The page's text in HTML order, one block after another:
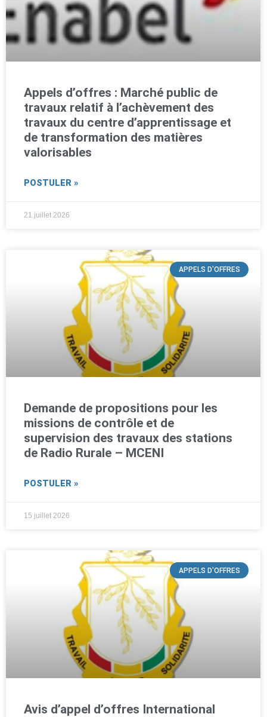
Appels d’offres : Marché public de
travaux relatif à l’achèvement des
travaux du centre d’apprentissage et
de transformation des matières
valorisables
POSTULER »
21 juillet 2026
APPELS D'OFFRES
Demande de propositions pour les
missions de contrôle et de
supervision des travaux des stations
de Radio Rurale – MCENI
POSTULER »
15 juillet 2026
APPELS D'OFFRES
Avis d’appel d’offres International